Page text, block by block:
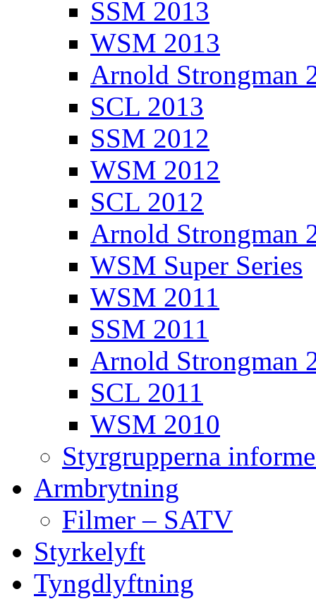
SSM 2013
WSM 2013
Arnold Strongman
SCL 2013
SSM 2012
WSM 2012
SCL 2012
Arnold Strongman
WSM Super Series
WSM 2011
SSM 2011
Arnold Strongman
SCL 2011
WSM 2010
Styrgrupperna
Armbrytning
Filmer – SATV
Styrkelyft
Tyngdlyftning